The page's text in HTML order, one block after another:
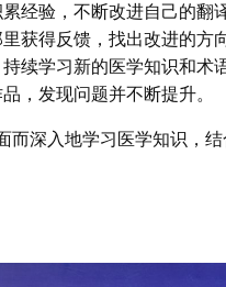
经验，不断改进自己的翻
获得反馈，找出改进的方向
续学习新的医学知识和术
，发现问题并不断提升。
而深入地学习医学知识，